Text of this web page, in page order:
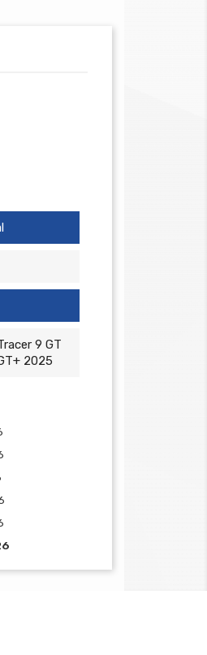
9 GT
2025